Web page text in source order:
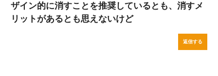
ザイン的に消すことを推奨しているとも、消すメ
リットがあるとも思えないけど
返信する